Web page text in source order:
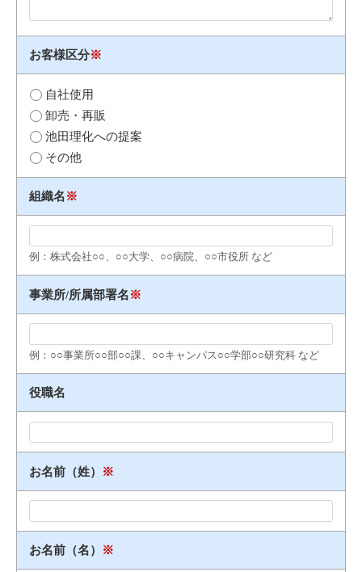
お客様区分※
自社使用
卸売・再販
池田理化への提案
その他
組織名※
例：株式会社○○、○○大学、○○病院、○○市役所 など
事業所/所属部署名※
例：○○事業所○○部○○課、○○キャンパス○○学部○○研究科 など
役職名
お名前（姓） ※
お名前（名） ※